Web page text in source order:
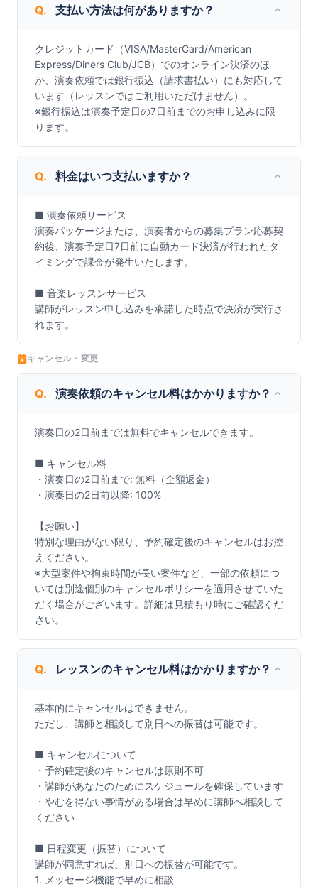
Q. 支払い方法は何がありますか？
クレジットカード（VISA/MasterCard/American
Express/Diners Club/JCB）でのオンライン決済のほ
か、演奏依頼では銀行振込（請求書払い）にも対応して
います（レッスンではご利用いただけません）。
※銀行振込は演奏予定日の7日前までのお申し込みに限
ります。
Q. 料金はいつ支払いますか？
■ 演奏依頼サービス
演奏パッケージまたは、演奏者からの募集プラン応募契
約後、演奏予定日7日前に自動カード決済が行われたタ
イミングで課金が発生いたします。
■ 音楽レッスンサービス
講師がレッスン申し込みを承諾した時点で決済が実行さ
れます。
キャンセル・変更
Q. 演奏依頼のキャンセル料はかかりますか？
演奏日の2日前までは無料でキャンセルできます。
■ キャンセル料
・演奏日の2日前まで: 無料（全額返金）
・演奏日の2日前以降: 100%
【お願い】
特別な理由がない限り、予約確定後のキャンセルはお控
えください。
※大型案件や拘束時間が長い案件など、一部の依頼につ
いては別途個別のキャンセルポリシーを適用させていた
だく場合がございます。詳細は見積もり時にご確認くだ
さい。
Q. レッスンのキャンセル料はかかりますか？
基本的にキャンセルはできません。
ただし、講師と相談して別日への振替は可能です。
■ キャンセルについて
・予約確定後のキャンセルは原則不可
・講師があなたのためにスケジュールを確保しています
・やむを得ない事情がある場合は早めに講師へ相談して
ください
■ 日程変更（振替）について
講師が同意すれば、別日への振替が可能です。
1. メッセージ機能で早めに相談